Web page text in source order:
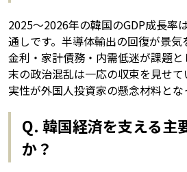
2025〜2026年の韓国のGDP成長率
通しです。半導体輸出の回復が景
金利・家計債務・内需低迷が課題
末の政治混乱は一応の収束を見せ
実性が外国人投資家の懸念材料とな
Q. 韓国経済を支える主
か？